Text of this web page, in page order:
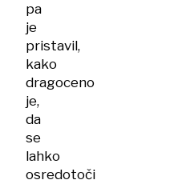
pa
je
pristavil,
kako
dragoceno
je,
da
se
lahko
osredotoči